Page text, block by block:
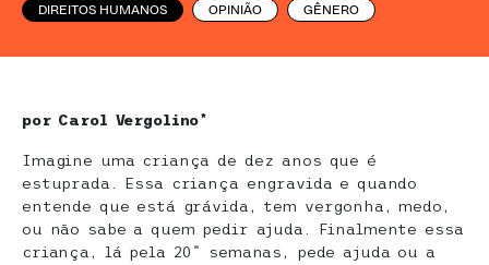
DIREITOS HUMANOS OPINIÃO GÊNERO
por Carol Vergolino*
Imagine uma criança de dez anos que é
estuprada. Essa criança engravida e quando
entende que está grávida, tem vergonha, medo,
ou não sabe a quem pedir ajuda. Finalmente essa
criança, lá pela 20ª semanas, pede ajuda ou a